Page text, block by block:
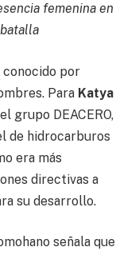
femenina en
por
Para Katya
grupo DEACERO,
de hidrocarburos
era más
directivas a
su desarrollo.
señala que